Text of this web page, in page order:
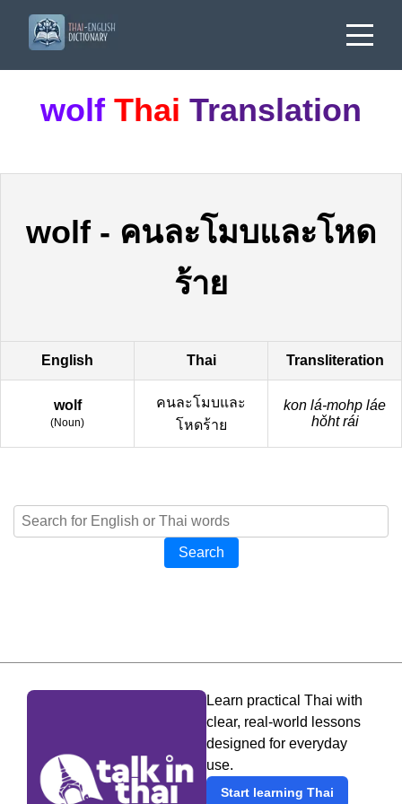
wolf Thai Translation
wolf - คนละโมบและโหด
ร้าย
English Thai Transliteration
wolf
(Noun)
คนละโมบและ
โหดร้าย
kon lá-mohp láe
hǒht rái
Search
Learn practical Thai with
clear, real-world lessons
designed for everyday
use.
Start learning Thai